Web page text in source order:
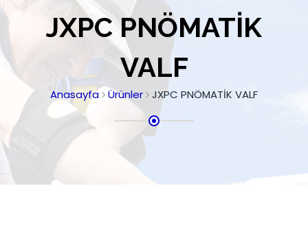
JXPC PNÖMATİK
VALF
Anasayfa Ürünler JXPC PNÖMATİK VALF